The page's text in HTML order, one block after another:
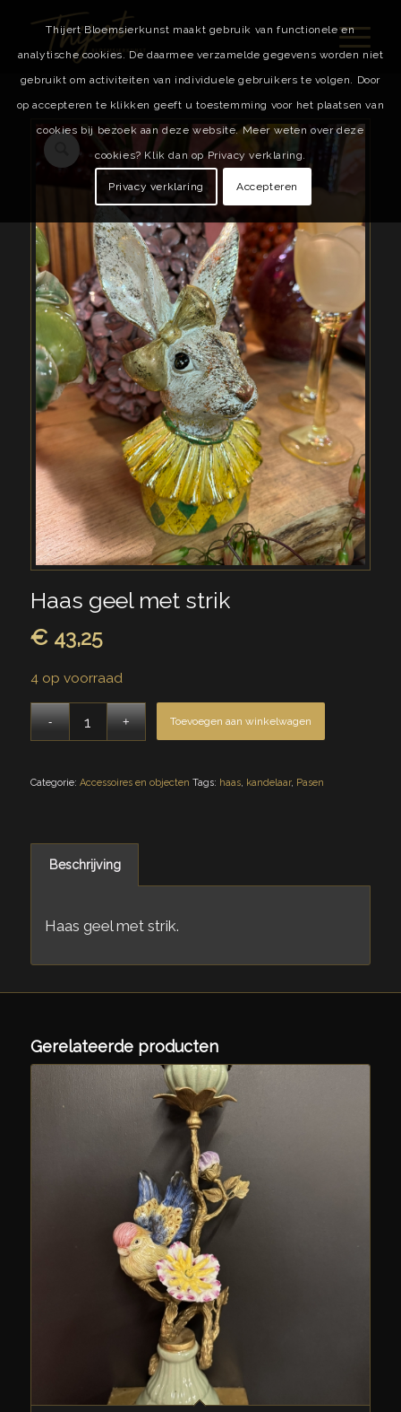
Haas geel met strik
€43,25
4 op voorraad
Toevoegen aan winkelwagen
Categorie: Accessoires en objecten Tags: haas, kandelaar, Pasen
Beschrijving
Haas geel met strik.
Gerelateerde producten
Thijert Bloemsierkunst maakt gebruik van functionele en
analytische cookies. De daarmee verzamelde gegevens worden niet
gebruikt om activiteiten van individuele gebruikers te volgen. Door
op accepteren te klikken geeft u toestemming voor het plaatsen van
cookies bij bezoek aan deze website. Meer weten over deze
cookies? Klik dan op Privacy verklaring.
Privacy verklaring Accepteren